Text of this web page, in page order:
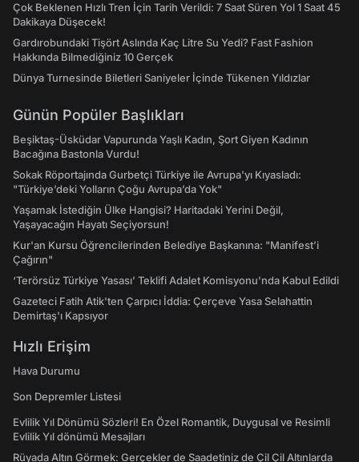
Çok Beklenen Hızlı Tren İçin Tarih Verildi: 7 Saat Süren Yol 1 Saat 45
Dakikaya Düşecek!
Gardırobundaki Tişört Aslında Kaç Litre Su Yedi? Fast Fashion
Hakkında Bilmediğiniz 10 Gerçek
Dünya Turnesinde Biletleri Saniyeler İçinde Tükenen Yıldızlar
Günün Popüler Başlıkları
Beşiktaş-Üsküdar Vapurunda Yaşlı Kadın, Şort Giyen Kadının
Bacağına Bastonla Vurdu!
Sokak Röportajında Gurbetçi Türkiye ile Avrupa'yı Kıyasladı:
"Türkiye’deki Yolların Çoğu Avrupa’da Yok"
Yaşamak İstediğin Ülke Hangisi? Haritadaki Yerini Değil,
Yaşayacağın Hayatı Seçiyorsun!
Kur'an Kursu Öğrencilerinden Belediye Başkanına: "Manifest’i
Çağırın"
‘Terörsüz Türkiye Yasası’ Teklifi Adalet Komisyonu'nda Kabul Edildi
Gazeteci Fatih Atik'ten Çarpıcı İddia: Çerçeve Yasa Selahattin
Demirtaş'ı Kapsıyor
Hızlı Erişim
Hava Durumu
Son Depremler Listesi
Evlilik Yıl Dönümü Sözleri! En Özel Romantik, Duygusal ve Resimli
Evlilik Yıl dönümü Mesajları
Rüyada Altın Görmek: Gerçekler de Saadetiniz de Çil Çil Altınlarda